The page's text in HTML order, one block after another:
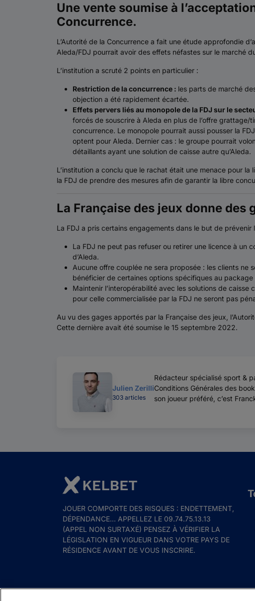
Une vente soumise à
Concurrence.
L’Autorité de la Concurrence a fait une étude approfondie
Aleda/FDJ pourrait avoir des effets néfastes sur le marché
L’institution a scruté 2 points en particulier :
Restriction de la concurrence : les parts de marché
objection a été rapidement écartée.
Effets pervers liés au monopole de la FDJ sur le
forcés de souscrire à Aleda en plus de l’offre grattage/
concurrence. Le monopole pourrait aussi pousser la
optent pour Aleda. Dernier cas : le groupe pourrait
détaillants ayant une solution de caisse autre qu’Aleda.
L’institution a conclu que le rachat était une menace pour
la FDJ de prendre des mesures afin de garantir la libre
La Française des jeux donne des
La FDJ a pris certains engagements dans le but de prévenir
La FDJ ne peut pas refuser ou retirer une licence à un
d’Aleda.
Aucune offre couplée ne sera proposée : les clients ne
bénéficier de certaines options spécifiques au package
Maintenir l’interopérabilité avec les solutions de caisse
pour celle commercialisée par la FDJ ne seront pas
Au vu des gages apportés par la Française des jeux,
Cette dernière avait été soumise le 15 septembre 2022.
Julien Zerilli
303 articles
Rédacteur spécialisé sport &
Conditions Générales des
son joueur préféré, c’est
JOUER COMPORTE DES RISQUES : ENDETTEMENT,
DÉPENDANCE… APPELLEZ LE 09.74.75.13.13
(APPEL NON SURTAXÉ) PENSEZ À VÉRIFIER LA
LÉGISLATION EN VIGUEUR DANS VOTRE PAYS DE
RÉSIDENCE AVANT DE VOUS INSCRIRE.